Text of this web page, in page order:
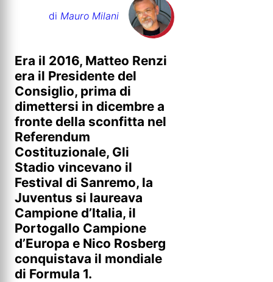
di Mauro Milani
Era il 2016, Matteo Renzi
era il Presidente del
Consiglio, prima di
dimettersi in dicembre a
fronte della sconfitta nel
Referendum
Costituzionale, Gli
Stadio vincevano il
Festival di Sanremo, la
Juventus si laureava
Campione d’Italia, il
Portogallo Campione
d’Europa e Nico Rosberg
conquistava il mondiale
di Formula 1.